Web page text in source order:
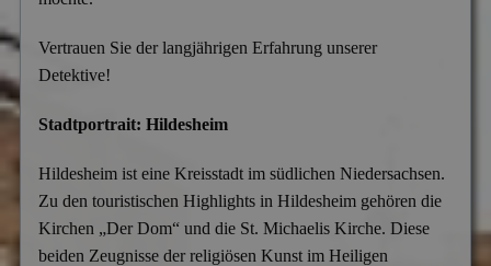
Vertrauen Sie der langjährigen Erfahrung unserer
Detektive!
Stadtportrait: Hildesheim
Hildesheim ist eine Kreisstadt im südlichen Niedersachsen.
Zu den touristischen Highlights in Hildesheim gehören die
Kirchen „Der Dom“ und die St. Michaelis Kirche. Diese
beiden Zeugnisse der religiösen Kunst im Heiligen